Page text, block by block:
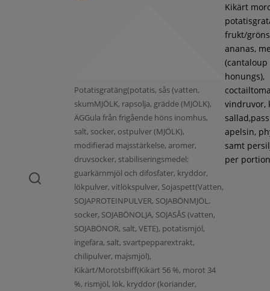
Potatisgratäng(potatis, sås (vatten,
skumMJÖLK, rapsolja, grädde (MJÖLK),
ÄGGula från frigående höns inomhus,
salt, socker, ostpulver (MJÖLK),
modifierad majsstärkelse, aromer,
druvsocker, stabiliseringsmedel:
guarkärnmjöl och difosfater, kryddor,
lökpulver, vitlökspulver, Sojaspett(Vatten,
SOJAPROTEINPULVER, SOJABÖNMJÖL,
socker, SOJABÖNOLJA, SOJASÅS (vatten,
SOJABÖNOR, salt, VETE), potatismjöl,
ingefära, salt, svartpepparextrakt,
chilipulver, majsmjöl),
Kikärt/Morotsbiff(Kikärt 56 %, morot 34
%, rismjöl, lök, kryddor (koriander,
Kikärt
frukt/
ananas,
(cantaloup
honungs),
vindruvor,
apelsin,
samt
per